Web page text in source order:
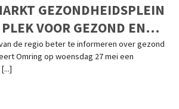
GEZONDHEIDSPLEIN
VOOR GEZOND EN
WORDEN
de regio beter te informeren over gezond
Omring op woensdag 27 mei een